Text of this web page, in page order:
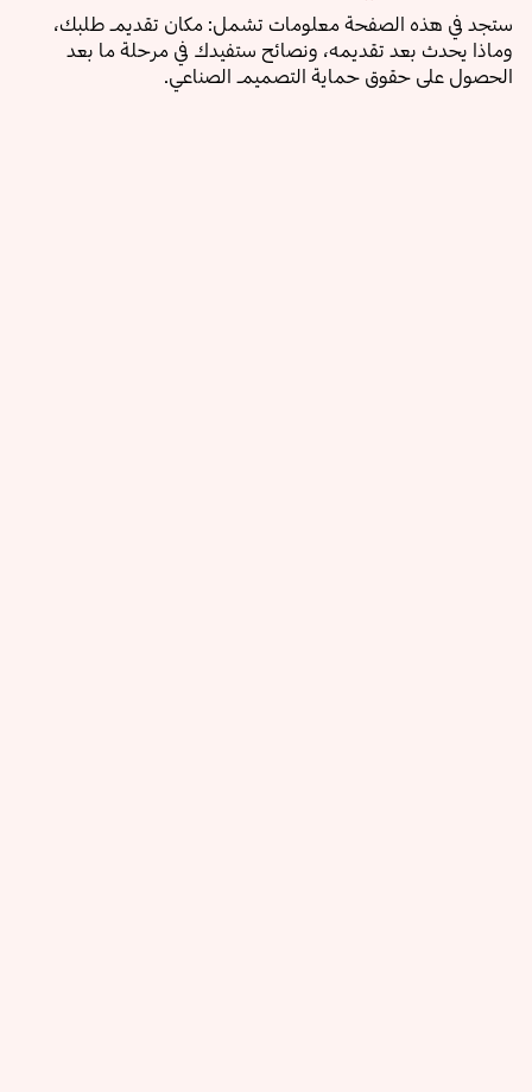
ستجد في هذه الصفحة معلومات تشمل: مكان تقديم طلبك،
وماذا يحدث بعد تقديمه، ونصائح ستفيدك في مرحلة ما بعد
الحصول على حقوق حماية التصميم الصناعي.